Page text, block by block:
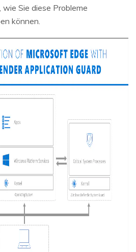
Sie diese Probleme
können.